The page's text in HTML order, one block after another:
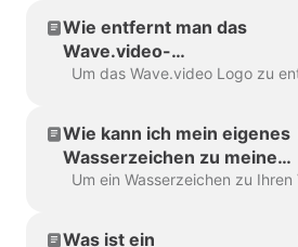
Wie entfernt man das
Wave.video-
Wasserzeichen?
Wie kann ich mein eigenes
Wasserzeichen zu meinen
Videos hinzufügen?
Was ist ein